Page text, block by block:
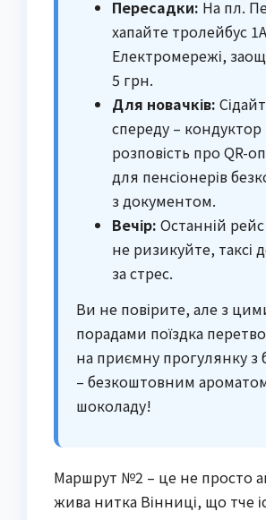
Пересадки: На пл.
хапайте тролейбус
Електромережі,
5 грн.
Для новачків:
спереду – кондуктор
розповість про QR-
для пенсіонерів
з документом.
Вечір: Останній
не ризикуйте, таксі
за стрес.
Ви не повірите, але з
порадами поїздка
на приємну прогулянку з
– безкоштовним
шоколаду!
Маршрут №2 – це не просто
жива нитка Вінниці, що тче